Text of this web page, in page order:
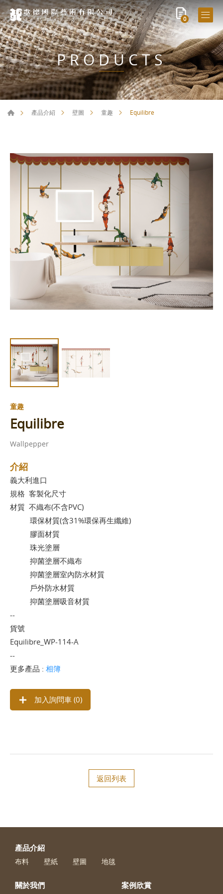
0
PRODUCTS
產品介紹 壁圖 童趣 Equilibre
童趣
Equilibre
Wallpepper
介紹
義大利進口
規格 客製化尺寸
材質 不織布(不含PVC)
環保材質(含31%環保再生纖維)
膠面材質
珠光塗層
抑菌塗層不織布
抑菌塗層室內防水材質
戶外防水材質
抑菌塗層吸音材質
--
貨號
Equilibre_WP-114-A
--
更多產品 : 相簿
加入詢問車 (0)
返回列表
產品介紹
布料 壁紙 壁圖 地毯
關於我們 案例欣賞